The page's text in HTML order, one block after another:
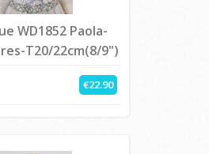
WD1852 Paola-
T20/22cm(8/9")
€22.90